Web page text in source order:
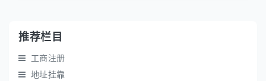
推荐栏目
工商注册
地址挂靠